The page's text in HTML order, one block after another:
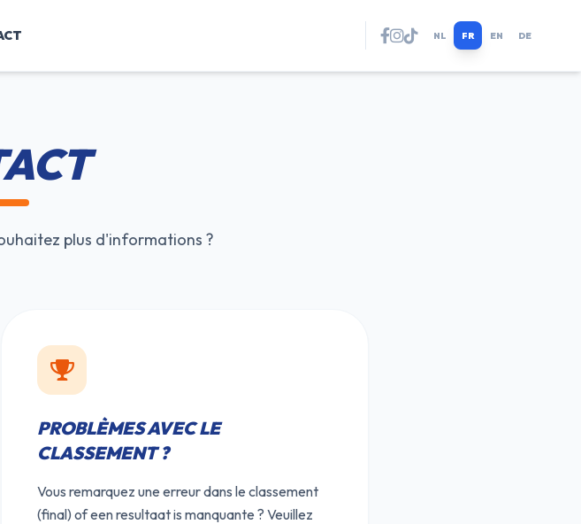
NL FR EN DE
plus d'informations ?
PROBLÈMES AVEC LE
CLASSEMENT ?
Vous remarquez une erreur dans le classement
(final) of een resultaat is manquante ? Veuillez